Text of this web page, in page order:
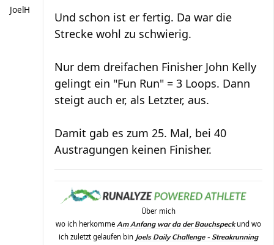
JoelH
Und schon ist er fertig. Da war die
Strecke wohl zu schwierig.
Nur dem dreifachen Finisher John Kelly
gelingt ein "Fun Run" = 3 Loops. Dann
steigt auch er, als Letzter, aus.
Damit gab es zum 25. Mal, bei 40
Austragungen keinen Finisher.
Über mich
wo ich herkomme Am Anfang war da der Bauchspeckund wo
ich zuletzt gelaufen bin Joels Daily Challenge - Streakrunning